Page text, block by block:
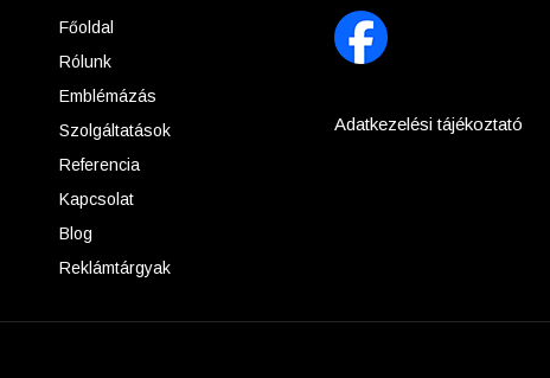
Főoldal
Rólunk
Emblémázás
Szolgáltatások
Referencia
Kapcsolat
Blog
Reklámtárgyak
Adatkezelési tájékoztató